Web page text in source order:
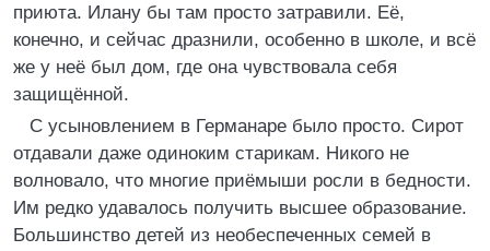
приюта. Илану бы там просто затравили. Её,
конечно, и сейчас дразнили, особенно в школе, и всё
же у неё был дом, где она чувствовала себя
защищённой.
С усыновлением в Германаре было просто. Сирот
отдавали даже одиноким старикам. Никого не
волновало, что многие приёмыши росли в бедности.
Им редко удавалось получить высшее образование.
Большинство детей из необеспеченных семей в